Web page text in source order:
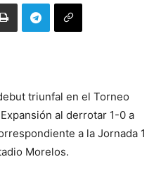
triunfal en el Torneo
al derrotar 1-0 a
a la Jornada 1
Morelos.